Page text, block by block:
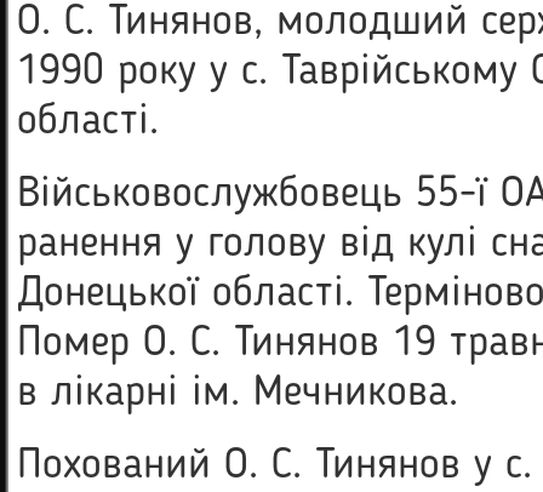
О. С. Тинянов, молодший
1990 року у с. Таврійському
області.
Військовослужбовець 55-ї
ранення у голову від кулі
Донецької області.
Помер О. С. Тиня­нов 19
в лікарні ім. Мечникова.
Похований О. С. Тинянов у с.